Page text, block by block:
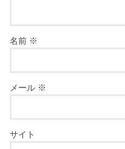
名前 ※
メール ※
サイト